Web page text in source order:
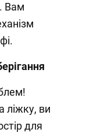
Вам
ліжку, ви
для